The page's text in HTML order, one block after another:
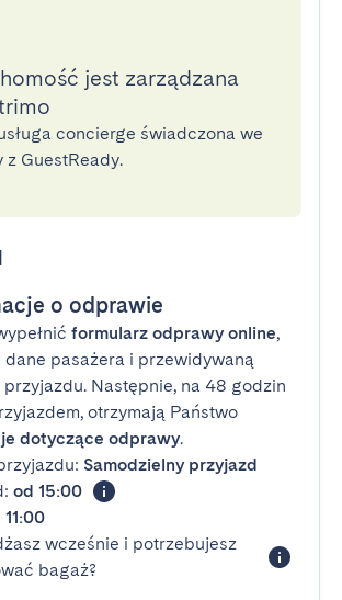
jest zarządzana
concierge świadczona we
z GuestReady.
o odprawie
formularz odprawy online,
dane pasażera i przewidywaną
Następnie, na 48 godzin
otrzymają Państwo
dotyczące odprawy.
Samodzielny przyjazd
od 15:00
11:00
wcześnie i potrzebujesz
bagaż?